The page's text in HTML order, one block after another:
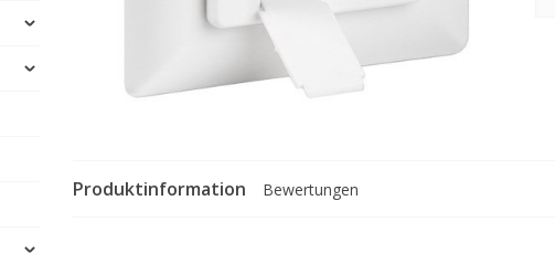
Produktinformation Bewertungen